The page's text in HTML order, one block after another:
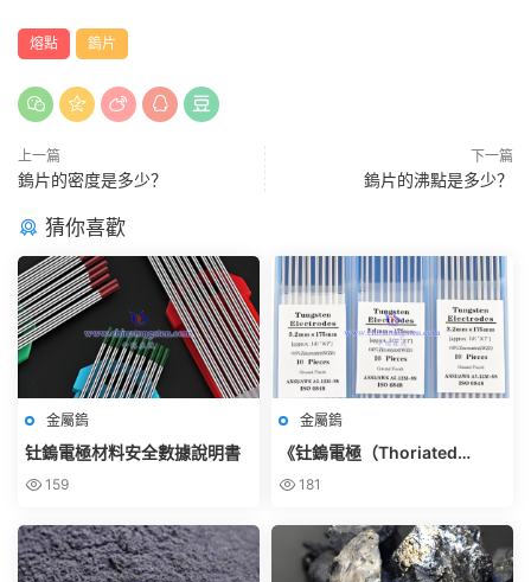
熔點 鎢片
上一篇
鎢片的密度是多少？
下一篇
鎢片的沸點是多少？
猜你喜歡
金屬鎢
钍鎢電極材料安全數據說明書
159
金屬鎢
《钍鎢電極（Thoriated
Tungsten Electrode）使用規
181